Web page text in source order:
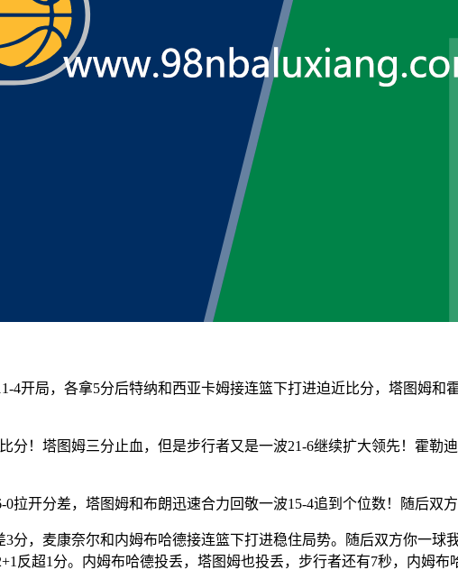
4开局，各拿5分后特纳和西亚卡姆接连篮下打进迫近比分，塔图姆和
分！塔图姆三分止血，但是步行者又是一波21-6继续扩大领先！霍勒
拉开分差，塔图姆和布朗迅速合力回敬一波15-4追到个位数！随后双
分，麦康奈尔和内姆布哈德接连篮下打进稳住局势。随后双方你一
反超1分。内姆布哈德投丢，塔图姆也投丢，步行者还有7秒，内姆布